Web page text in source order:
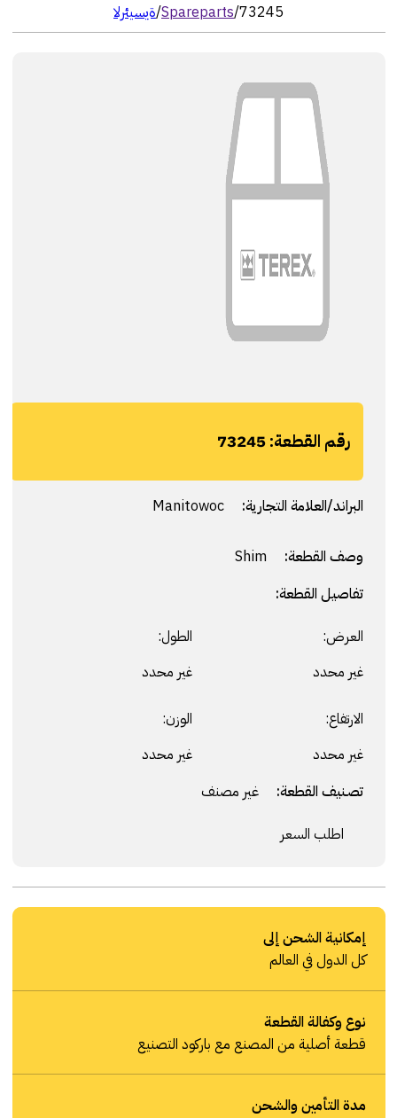
الرئيسية/Spareparts/73245
رقم القطعة:73245
البراند/العلامة التجارية: Manitowoc
وصف القطعة:
تفاصيل القطعة:
العرض:
غير محدد
الطول:
غير محدد
الارتفاع:
غير محدد
الوزن:
غير محدد
تصنيف القطعة: غير مصنف
اطلب السعر
إمكانية الشحن إلى
كل الدول في العالم
نوع وكفالة القطعة
قطعة أصلية من المصنع مع باركود التصنيع
مدة التأمين والشحن